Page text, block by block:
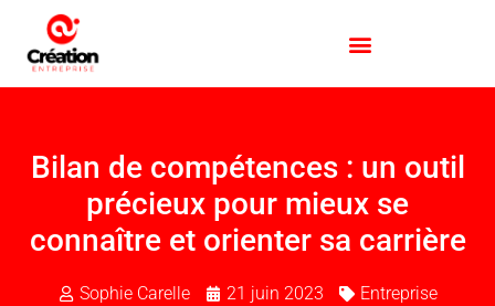
Bilan de compétences : un outil
précieux pour mieux se
connaître et orienter sa carrière
Sophie Carelle 21 juin 2023 Entreprise